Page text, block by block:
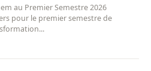
au Premier Semestre 2026
pour le premier semestre de